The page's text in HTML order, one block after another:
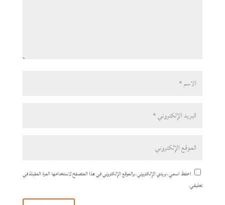
احفظ اسمي، بريدي الإلكتروني، والموقع الإلكتروني في هذا المتصفح لاستخدامها المرة المقبلة في
تعليقي.